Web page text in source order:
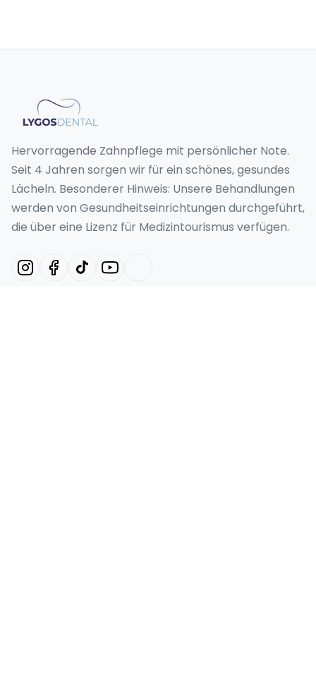
Hervorragende Zahnpflege mit persönlicher Note.
Seit 4 Jahren sorgen wir für ein schönes, gesundes
Lächeln. Besonderer Hinweis: Unsere Behandlungen
werden von Gesundheitseinrichtungen durchgeführt,
die über eine Lizenz für Medizintourismus verfügen.